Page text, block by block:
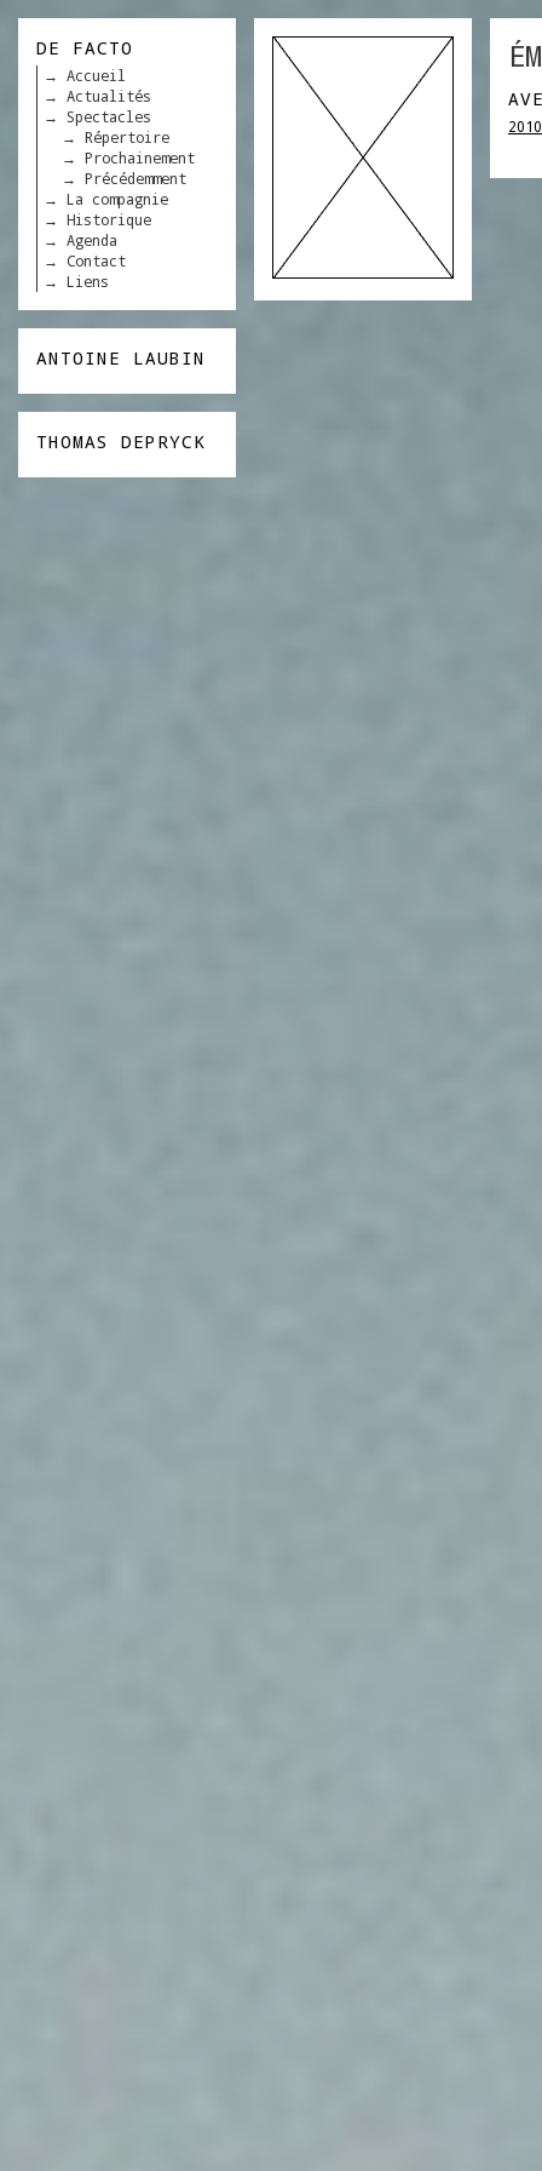
DE FACTO
Accueil
Actualités
Spectacles
Répertoire
Prochainement
Précédemment
La compagnie
Historique
Agenda
Contact
Liens
ANTOINE LAUBIN
THOMAS DEPRYCK